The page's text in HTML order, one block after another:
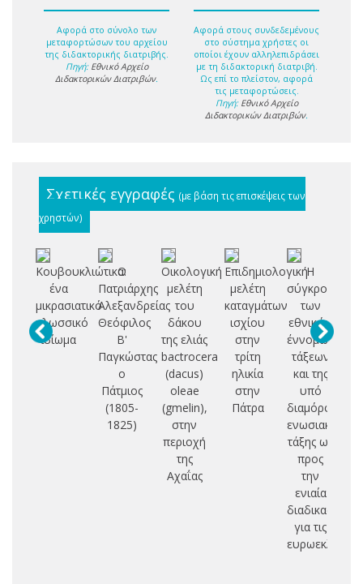
Αφορά στο σύνολο των
μεταφορτώσων του αρχείου
της διδακτορικής διατριβής.
Πηγή: Εθνικό Αρχείο
Διδακτορικών Διατριβών.
Αφορά στους συνδεδεμένους
στο σύστημα χρήστες οι
οποίοι έχουν αλληλεπιδράσει
με τη διδακτορική διατριβή.
Ως επί το πλείστον, αφορά
τις μεταφορτώσεις.
Πηγή: Εθνικό Αρχείο
Διδακτορικών Διατριβών.
Σχετικές εγγραφές (με βάση τις επισκέψεις των
χρηστών)
Κουβουκλιώτικα:
ένα
μικρασιατικό
γλωσσικό
ιδίωμα
Ο
Πατριάρχης
Αλεξανδρείας
Θεόφιλος
Β'
Παγκώστας
ο
Πάτμιος
(1805-
1825)
Οικολογική
μελέτη
του
δάκου
της ελιάς
bactrocera
(dacus)
oleae
(gmelin),
στην
περιοχή
της
Αχαΐας
Επιδημιολογική
μελέτη
καταγμάτων
ισχίου
στην
τρίτη
ηλικία
στην
Πάτρα
Η
σύγκρουση
των
εθνικών
έννομων
τάξεων
και της
υπό
διαμόρφωση
ενωσιακής
τάξης ως
προς
την
ενιαία
διαδικασία
για τις
ευρωεκλογές